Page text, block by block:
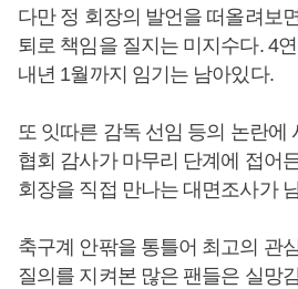
다만 정 회장의 발언을 떠올려보
퇴로 책임을 질지는 미지수다. 4
내년 1월까지 임기는 남아있다.
또 잇따른 감독 선임 등의 논란에
협회 감사가 마무리 단계에 접어
회장을 직접 만나는 대면조사가
축구계 안팎을 통틀어 최고의 관
질의를 지켜본 많은 팬들은 실망